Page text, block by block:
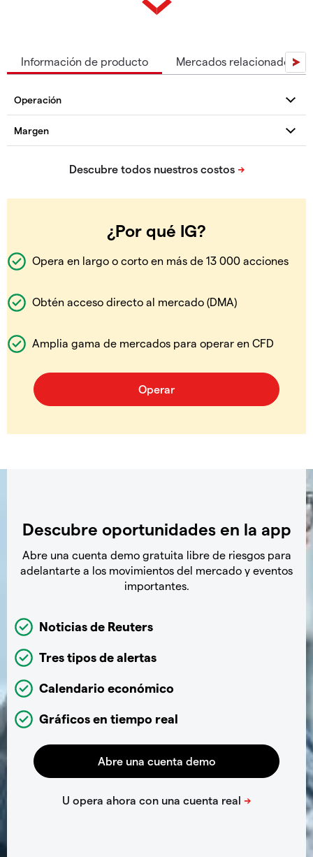
Información de producto Mercados relacionados
¿Por qué IG?
Opera en largo o corto en más de 13 000 acciones
Obtén acceso directo al mercado (DMA)
Amplia gama de mercados para operar en CFD
Descubre oportunidades en la app
Abre una cuenta demo gratuita libre de riesgos para
adelantarte a los movimientos del mercado y eventos
importantes.
Noticias de Reuters
Tres tipos de alertas
Calendario económico
Gráficos en tiempo real